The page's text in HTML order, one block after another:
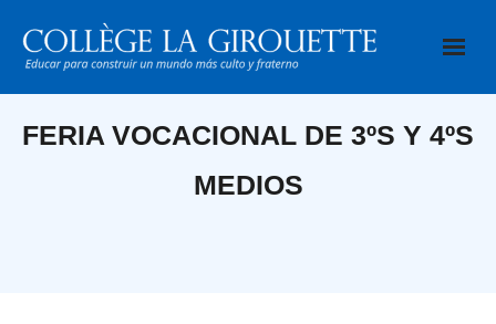
contenido
FERIA VOCACIONAL DE 3ºS Y 4ºS
MEDIOS